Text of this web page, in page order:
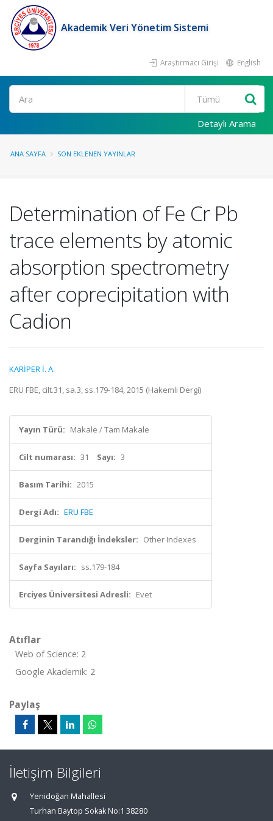
Akademik Veri Yönetim Sistemi
Araştırmacı Girişi English
Ara
Detaylı Arama
ANA SAYFA SON EKLENEN YAYINLAR
Determination of Fe Cr Pb
trace elements by atomic
absorption spectrometry
after coprecipitation with
Cadion
KARİPER İ. A.
ERU FBE, cilt.31, sa.3, ss.179-184, 2015 (Hakemli Dergi)
Yayın Türü: Makale / Tam Makale
Cilt numarası: 31 Sayı: 3
Basım Tarihi: 2015
Dergi Adı: ERU FBE
Derginin Tarandığı İndeksler: Other Indexes
Sayfa Sayıları: ss.179-184
Erciyes Üniversitesi Adresli: Evet
Atıflar
Web of Science: 2
Google Akademik: 2
Paylaş
İletişim Bilgileri
Yenidoğan Mahallesi
Turhan Baytop Sokak No:1 38280